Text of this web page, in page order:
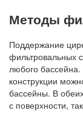
Методы
Поддержание
фильтровальных
любого
конструкции
бассейны. В
с поверхности,